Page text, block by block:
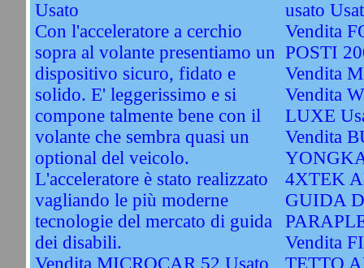
Usato
Con l'acceleratore a cerchio
sopra al volante presentiamo un
dispositivo sicuro, fidato e
solido. E' leggerissimo e si
compone talmente bene con il
volante che sembra quasi un
optional del veicolo.
L'acceleratore è stato realizzato
vagliando le più moderne
tecnologie del mercato di guida
dei disabili.
Vendita MICROCAR 52 Usato
usato
Vendita
POSTI
Vendita
Vendita
LUXE
Vendita
4XTEK
GUIDA
Vendita
TETTO